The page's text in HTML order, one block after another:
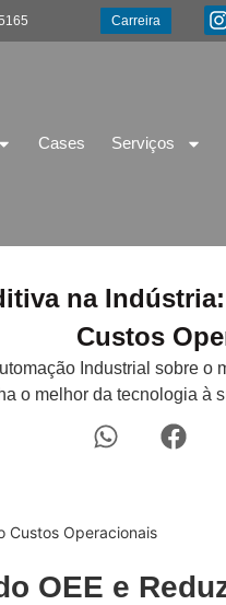
Carreira
Cases Serviços
na
Custos
Industrial sobre o
o melhor da tecnologia à
Custos Operacionais
OEE e